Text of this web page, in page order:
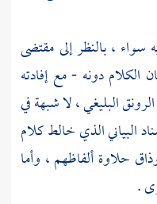
سواء ، بالنظر إلى مقتضى
الكلام دونه - مع إفادته
البليغي ، لا شبهة في
البياني الذي خالط كلام
حلاوة ألفاظهم ، وأما
.